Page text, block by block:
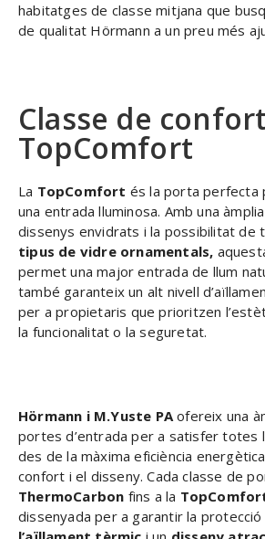
habitatges de classe mitjana que
de qualitat Hörmann a un preu més
Classe de
TopComfort
La TopComfort és la porta perfecta
una entrada lluminosa. Amb una
dissenys envidrats i la possibilitat de
tipus de vidre ornamentals,
permet una major entrada de llum
també garanteix un alt nivell
per a propietaris que prioritzen
la funcionalitat o la seguretat.
Hörmann i M.Yuste PAofereix una
portes d’entrada per a satisfer totes
des de la màxima eficiència
confort i el disseny. Cada classe de
ThermoCarbon fins a la
dissenyada per a garantir la protecció